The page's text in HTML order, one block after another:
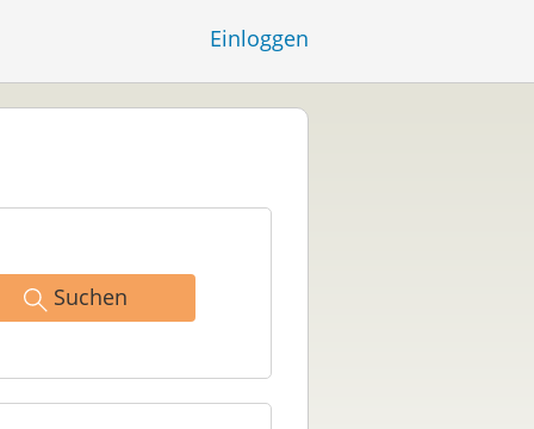
Einloggen
Suchen